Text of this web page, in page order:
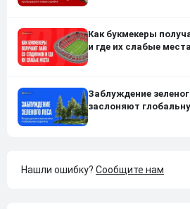
Как букмекеры
и где их слабые места
Заблуждение
заслоняют
Нашли ошибку? Сообщите нам